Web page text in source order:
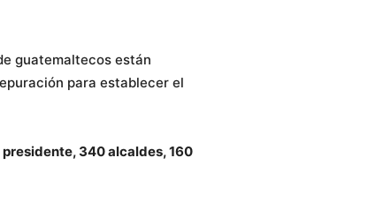
guatemaltecos están
para establecer el
340 alcaldes, 160